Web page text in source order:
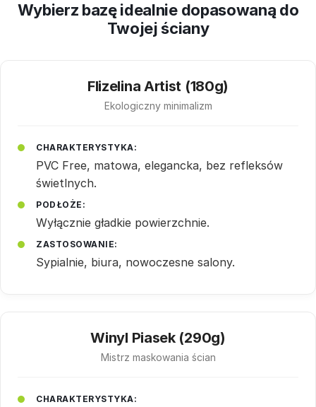
Wybierz bazę idealnie dopasowaną do
Twojej ściany
Flizelina Artist (180g)
Ekologiczny minimalizm
CHARAKTERYSTYKA:
PVC Free, matowa, elegancka, bez refleksów
świetlnych.
PODŁOŻE:
Wyłącznie gładkie powierzchnie.
ZASTOSOWANIE:
Sypialnie, biura, nowoczesne salony.
Winyl Piasek (290g)
Mistrz maskowania ścian
CHARAKTERYSTYKA: